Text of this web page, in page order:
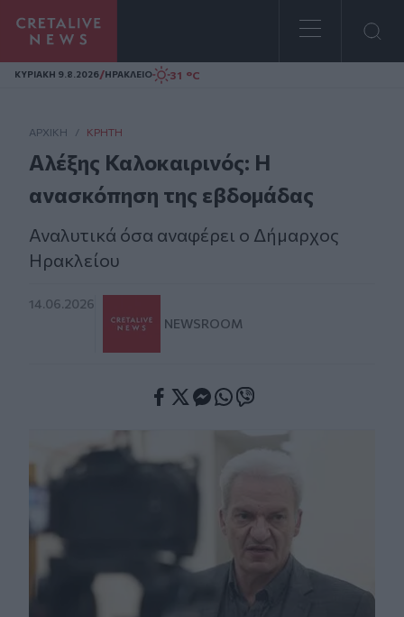
Homepage
ΚΥΡΙΑΚΗ 9.8.2026/ΗΡΑΚΛΕΙΟ 31 °C
ΑΡΧΙΚΗ / ΚΡΉΤΗ
Αλέξης Καλοκαιρινός: Η
ανασκόπηση της εβδομάδας
Αναλυτικά όσα αναφέρει ο Δήμαρχος
Ηρακλείου
14.06.2026
NEWSROOM